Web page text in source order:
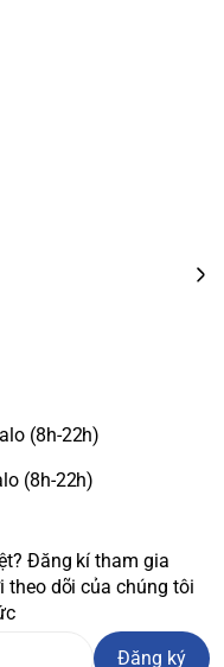
(8h-22h)
(8h-22h)
Đăng kí tham gia
theo dõi của chúng tôi
Đăng ký